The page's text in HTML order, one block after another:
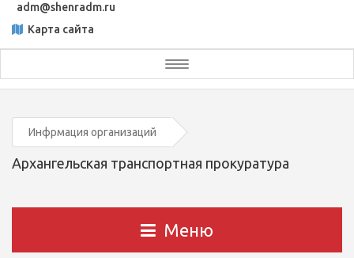
adm@shenradm.ru
Карта сайта
Toggle
navigation
Инфрмация организаций
Архангельская транспортная прокуратура
Меню